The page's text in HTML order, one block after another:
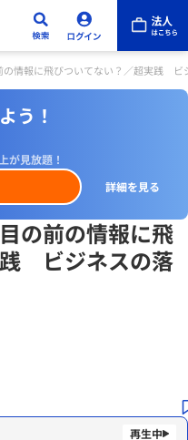
の情報に飛びついてない？／超実践 ビ
う！
が見放題！
詳細を見る
の前の情報に飛
ビジネスの落